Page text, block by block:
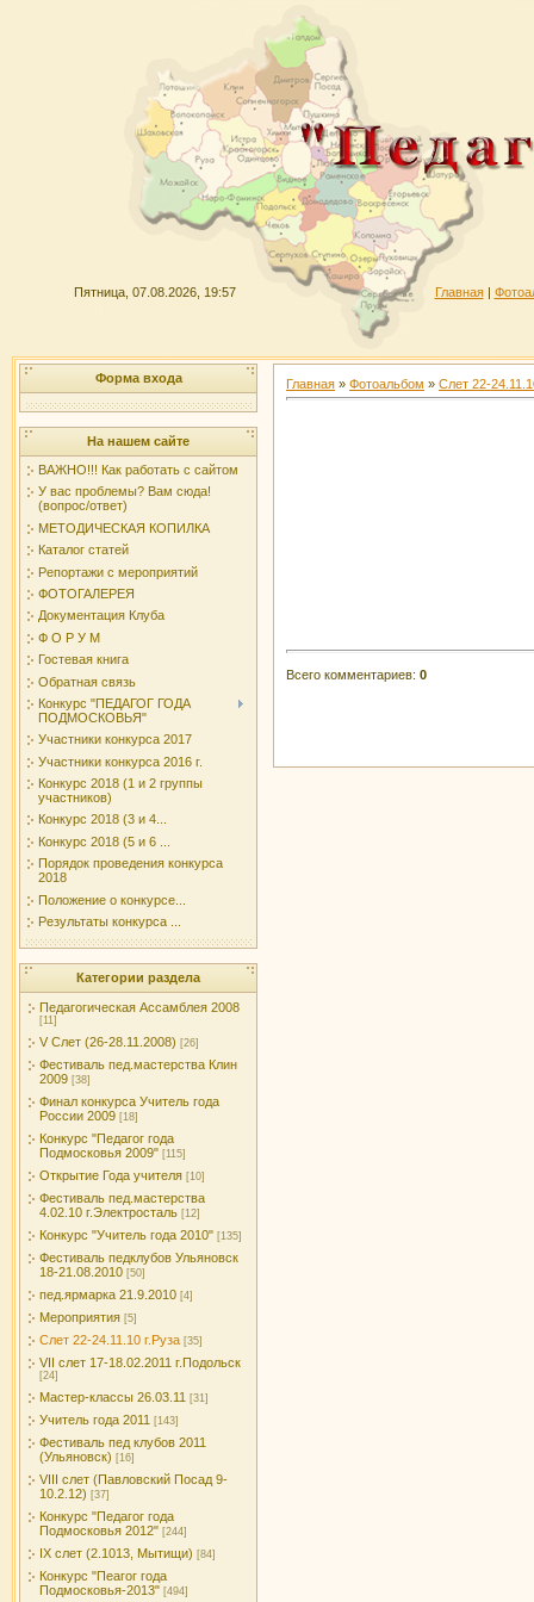
Пятница, 07.08.2026, 19:57 Главная|
Форма входа
На нашем сайте
ВАЖНО!!! Как работать с сайтом
У вас проблемы? Вам сюда!
(вопрос/ответ)
МЕТОДИЧЕСКАЯ КОПИЛКА
Каталог статей
Репортажи с мероприятий
ФОТОГАЛЕРЕЯ
Документация Клуба
Ф О Р У М
Гостевая книга
Обратная связь
Конкурс "ПЕДАГОГ ГОДА
ПОДМОСКОВЬЯ"
Участники конкурса 2017
Участники конкурса 2016 г.
Конкурс 2018 (1 и 2 группы
участников)
Конкурс 2018 (3 и 4...
Конкурс 2018 (5 и 6 ...
Порядок проведения конкурса
2018
Положение о конкурсе...
Результаты конкурса ...
Категории раздела
Педагогическая Ассамблея 2008
[11]
V Слет (26-28.11.2008) [26]
Фестиваль пед.мастерства Клин
2009 [38]
Финал конкурса Учитель года
России 2009 [18]
Конкурс "Педагог года
Подмосковья 2009" [115]
Открытие Года учителя [10]
Фестиваль пед.мастерства
4.02.10 г.Электросталь [12]
Конкурс "Учитель года 2010" [135]
Фестиваль педклубов Ульяновск
18-21.08.2010 [50]
пед.ярмарка 21.9.2010 [4]
Мероприятия [5]
Слет 22-24.11.10 г.Руза [35]
VII слет 17-18.02.2011 г.Подольск
[24]
Мастер-классы 26.03.11 [31]
Учитель года 2011 [143]
Фестиваль пед клубов 2011
(Ульяновск) [16]
VIII слет (Павловский Посад 9-
10.2.12) [37]
Конкурс "Педагог года
Подмосковья 2012" [244]
IX слет (2.1013, Мытищи) [84]
Конкурс "Пеагог года
Подмосковья-2013" [494]
Главная » Фотоальбом » Слет 22-
Всего комментариев: 0